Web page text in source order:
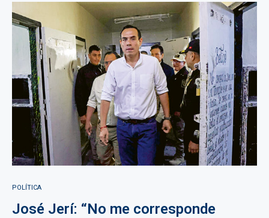
POLÍTICA
José Jerí: “No me corresponde